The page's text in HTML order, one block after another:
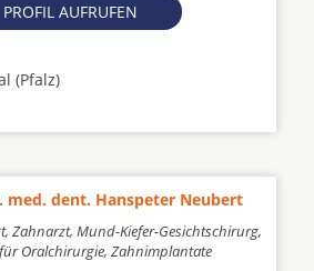
PROFIL AUFRUFEN
(Pfalz)
med. dent. Hanspeter Neubert
Zahnarzt, Mund-Kiefer-Gesichtschirurg,
Oralchirurgie, Zahnimplantate